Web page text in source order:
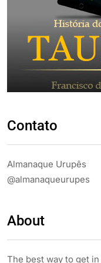
Contato
Almanaque Urupês
@almanaqueurupes
About
The best way to get